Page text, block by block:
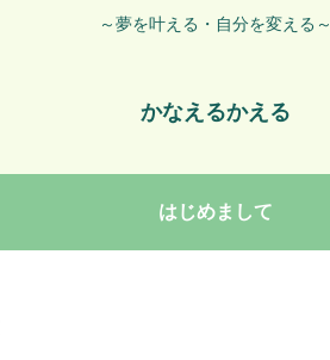
～夢を叶える・自分を変える～
かなえるかえる
はじめまして